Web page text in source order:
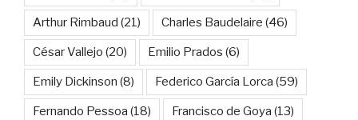
Arthur Rimbaud (21) Charles Baudelaire (46)
César Vallejo (20) Emilio Prados (6)
Emily Dickinson (8) Federico García Lorca (59)
Fernando Pessoa (18) Francisco de Goya (13)